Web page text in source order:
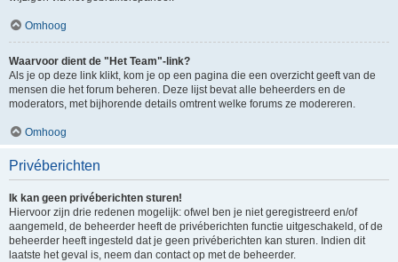
Omhoog
Waarvoor dient de "Het Team"-link?
Als je op deze link klikt, kom je op een pagina die een overzicht geeft van de
mensen die het forum beheren. Deze lijst bevat alle beheerders en de
moderators, met bijhorende details omtrent welke forums ze modereren.
Omhoog
Privéberichten
Ik kan geen privéberichten sturen!
Hiervoor zijn drie redenen mogelijk: ofwel ben je niet geregistreerd en/of
aangemeld, de beheerder heeft de privéberichten functie uitgeschakeld, of de
beheerder heeft ingesteld dat je geen privéberichten kan sturen. Indien dit
laatste het geval is, neem dan contact op met de beheerder.